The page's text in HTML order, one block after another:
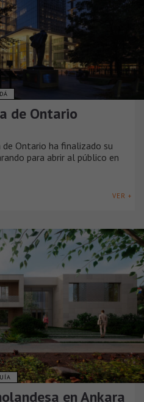
de Ontario
de Ontario ha finalizado su
para abrir al público en
VER +
en Ankara